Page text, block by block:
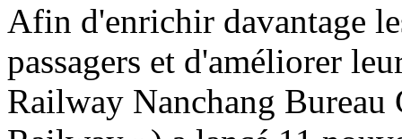
Afin d'enrichir davantage
passagers et d'améliorer
Railway Nanchang